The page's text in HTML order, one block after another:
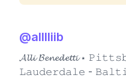
@alllliib
𝓐𝓵𝓵𝓲 𝓑𝓮𝓷𝓮𝓭𝓮𝓽𝓽𝓲 ⋆
𝙻𝚊𝚞𝚍𝚎𝚛𝚍𝚊𝚕𝚎 -